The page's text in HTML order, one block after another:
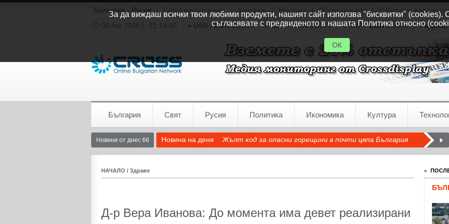
България - Русия Cross мониторинг Общи условия Избори за
06 Авг 2026 |
21:14:10 USD / BGN1.1542 GBP / BGN0.8571 CHF / BGN0.9346
България Свят Русия Политика Икономика Култура
Новини от днес 66 Новина на деня Жълт код за опасни горещини в почти цяла България
НАЧАЛО / Здраве
Д-р Вера Иванова: До момента има девет реализирани
За да виждаш всички твои любими продукти, нашият сайт използва "бисквитки" (cookies).
съгласявате с предвиденото в нашата Политика относно
ОК